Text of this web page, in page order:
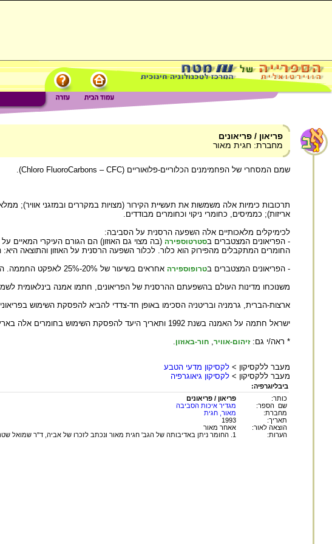
פריאון / פריאונים
מחברת: חגית מאור
שמם המסחרי של הפחמימנים הכלוריים-פלואוריים (Chloro FluoroCarbons – CFC).
תרכובות כימיות אלה משמשות את תעשיית הקירור (מצויות במקררים ובמזגני אוויר);
אריזות); כממיסים, כחומרי ניקוי וכחומרים מבודדים.
לכימיקלים מלאכותיים אלה השפעה הרסנית על הסביבה:
- הפריאונים המצטברים בסטרטוספירה (בה מצוי גם האוזון) הם הגורם העיקרי המאיים על
החומרים המתקבלים מהפירוק הוא כלור. לכלור השפעה הרסנית על האוזון והתוצאה היא:
- הפריאונים המצטברים בטרופוספירה אחראים בשיעור של 20%-25% לאפקט החממה. הם חומרים יציבים מאוד, אינם מתפרקים ואורך חייהם המירבי הוא 1500 שנה.
משנוכחו מדינות העולם בהשפעתם ההרסנית של הפריאונים, חתמו אמנה בינלאומית לשמירה על האוזון, הקובעת את שנת 2000
ארצות-הברית, גרמניה ובריטניה הסכימו באופן חד-צדדי להביא להפסקת השימוש בפריאונים
ישראל חתמה על האמנה בשנת 1992 ותאריך היעד להפסקת השימוש בחומרים אלה בארץ הוא 1996.
* ראה/י גם:זיהום-אוויר חור-באוזון
מעבר ללקסיקון > לקסיקון מדעי הטבע
מעבר ללקסיקון > לקסיקון גיאוגרפיה
ביבליוגרפיה:
כותר:
פריאון / פריאונים
שם הספר:
מגדיר איכות הסביבה
מחברת:
מאור, חגית
תאריך:
1993
הוצאה לאור:
אאחר מאור
הערות:
1. החומר ניתן באדיבותה של הגב' חגית מאור ונכתב לזכרו של אביה, ד"ר שמואל שטרנברג ז"ל.